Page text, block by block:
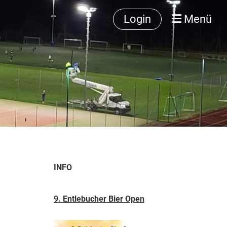
Login Menü
INFO
9. Entlebucher Bier Open